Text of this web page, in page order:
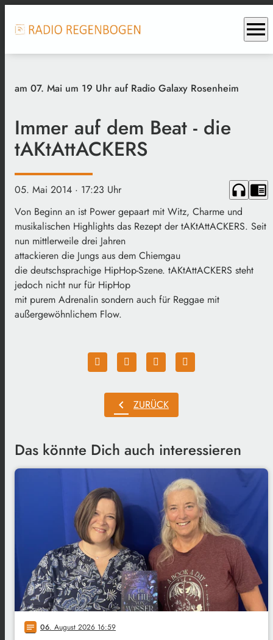
menu
am 07. Mai um 19 Uhr auf Radio Galaxy Rosenheim
Immer auf dem Beat - die
tAKtAttACKERS
05. Mai 2014 · 17:23 Uhr headphones chrome_reader_mode
Von Beginn an ist Power gepaart mit Witz, Charme und
musikalischen Highlights das Rezept der tAKtAttACKERS. Seit
nun mittlerweile drei Jahren
attackieren die Jungs aus dem Chiemgau
die deutschsprachige HipHop-Szene. tAKtAttACKERS steht
jedoch nicht nur für HipHop
mit purem Adrenalin sondern auch für Reggae mit
außergewöhnlichem Flow.
chevron_left ZURÜCK
Das könnte Dich auch interessieren
notes 06. August 2026 16:59